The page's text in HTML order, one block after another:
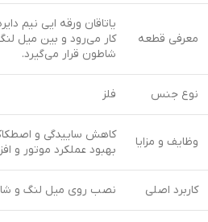
معرفی قطعه
یاتاقان ورقه ایی نیم
کار می‌رود و بین میل
شاطون قرار می‌گیرد.
نوع جنس فلز
وظایف و مزایا
کاهش ساییدگی و
بهبود عملکرد موتور و
کاربرد اصلی نصب روی میل لنگ و